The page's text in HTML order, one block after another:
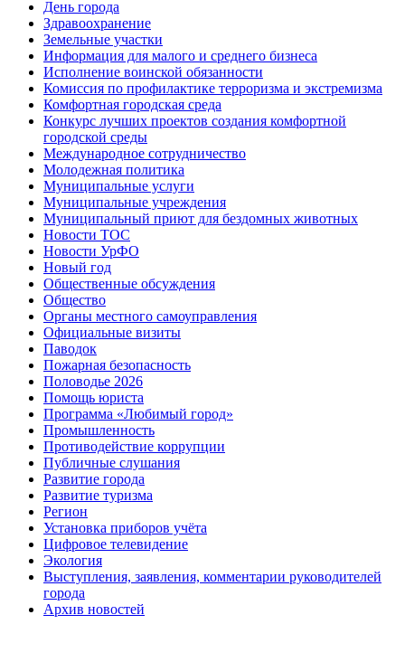
День города
Здравоохранение
Земельные участки
Информация для малого и среднего бизнеса
Исполнение воинской обязанности
Комиссия по профилактике терроризма и экстремизма
Комфортная городская среда
Конкурс лучших проектов создания комфортной
городской среды
Международное сотрудничество
Молодежная политика
Муниципальные услуги
Муниципальные учреждения
Муниципальный приют для бездомных животных
Новости ТОС
Новости УрФО
Новый год
Общественные обсуждения
Общество
Органы местного самоуправления
Официальные визиты
Паводок
Пожарная безопасность
Половодье 2026
Помощь юриста
Программа «Любимый город»
Промышленность
Противодействие коррупции
Публичные слушания
Развитие города
Развитие туризма
Регион
Установка приборов учёта
Цифровое телевидение
Экология
Выступления, заявления, комментарии руководителей
города
Архив новостей